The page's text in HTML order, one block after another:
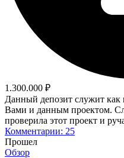
1.300.000 ₽
Данный депозит служит как
Вами и данным проектом.
проверила этот проект и
Комментарии: 25
Прошел
Обзор